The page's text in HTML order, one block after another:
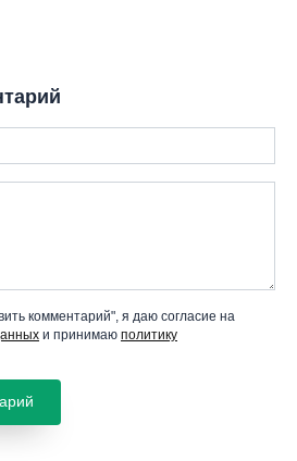
комментарий", я даю согласие на
и принимаю политику